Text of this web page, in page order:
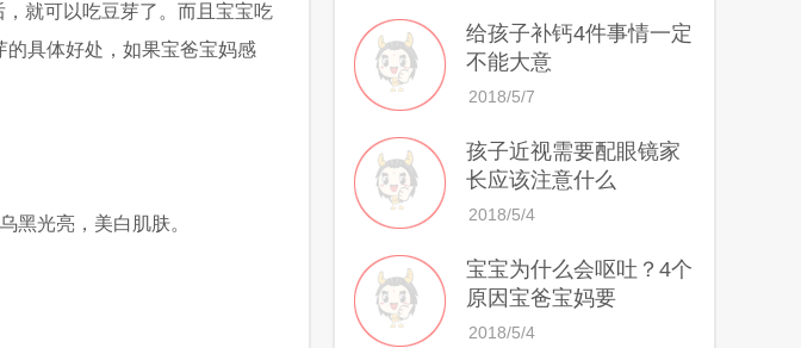
就可以吃豆芽了。而且宝宝吃
具体好处，如果宝爸宝妈感
黑光亮，美白肌肤。
给孩子补钙4件事情一定
不能大意
2018/5/7
孩子近视需要配眼镜家
长应该注意什么
2018/5/4
宝宝为什么会呕吐？4个
原因宝爸宝妈要
2018/5/4